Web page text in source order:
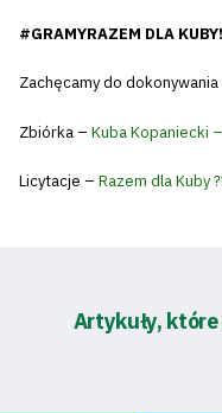
#GRAMYRAZEM DLA KUBY!
Zachęcamy do
Zbiórka – Kuba Kopaniecki
Licytacje – Razem dla Kuby
Artykuły,